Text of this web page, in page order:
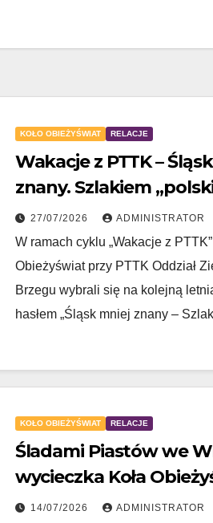
KOŁO OBIEŻYŚWIAT RELACJE
Wakacje z PTTK –
znany. Szlakiem
Gaudiego” do Tychów
27/07/2026 ADMINISTRATOR
W ramach cyklu „Wakacje z
Obieżyświat przy PTTK Oddział
Brzegu wybrali się na kolejną
hasłem „Śląsk mniej znany –
KOŁO OBIEŻYŚWIAT RELACJE
Śladami Piastów we
wycieczka Koła
14/07/2026 ADMINISTRATOR